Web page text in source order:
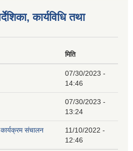
कार्यविधि तथा
मिति
07/30/2023 -
14:46
07/30/2023 -
13:24
कार्यक्रम संचालन
11/10/2022 -
12:46